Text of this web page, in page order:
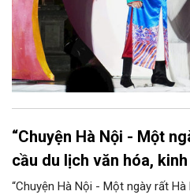
“Chuyện Hà Nội - Một
cầu du lịch văn hóa,
“Chuyện Hà Nội - Một ngày rất